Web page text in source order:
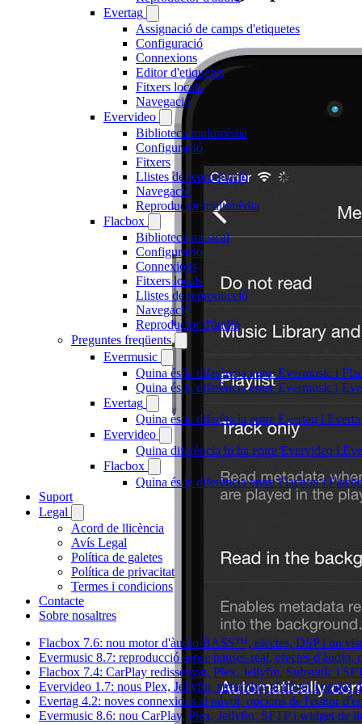
Evertag
Assignació de camps d'etiquetes
Configuració
Connexions
Editor d'etiquetes
Fitxers locals
Navegació
Evervideo
Biblioteca multimèdia
Configuració
Fitxers
Llistes de reproducció
Navegació
Reproductor multimèdia
Flacbox
Biblioteca musical
Configuració
Connexions
Fitxers locals
Llistes de reproducció
Navegació
Reproductor d'àudio
Preguntes freqüents
Evermusic
Quina és la diferència entre Evermusic i
Quina és la diferència entre Evermusic i
Evertag
Quina és la diferència entre Evertag i
Evervideo
Quina diferència hi ha entre Evervideo i
Flacbox
Quina és la diferència entre Flacbox i
Suport
Legal
Acord de llicència
Avís Legal
Política de galetes
Política de privacitat
Termes i condicions
Contacte
Sobre nosaltres
Flacbox 7.6: nou motor d'àudio BASS™, efectes, DSP i un
Evermusic 8.7: reproducció sense pauses real, efectes
Flacbox 7.4: CarPlay redissenyat, Plex, Jellyfin, Subsonic i
Evervideo 1.7: nous Plex, Jellyfin, streaming al núvol i gestos
Evertag 4.2: noves connexions al núvol, opcions de l'editor
Evermusic 8.6: nou CarPlay, Plex, Jellyfin, SFTP i widget de